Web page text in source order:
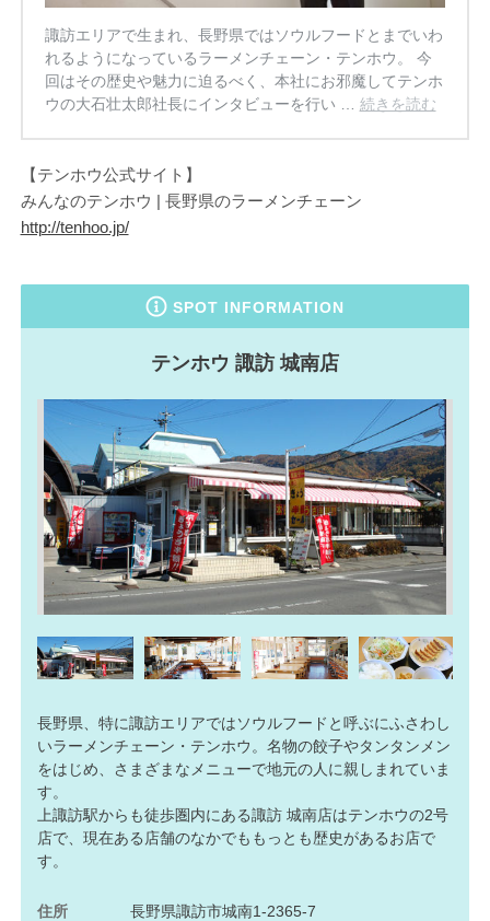
諏訪エリアで生まれ、長野県ではソウルフードとまでいわ
れるようになっているラーメンチェーン・テンホウ。 今
回はその歴史や魅力に迫るべく、本社にお邪魔してテンホ
ウの大石壮太郎社長にインタビューを行い … 続きを読む
【テンホウ公式サイト】
みんなのテンホウ | 長野県のラーメンチェーン
http://tenhoo.jp/
SPOT INFORMATION
テンホウ 諏訪 城南店
長野県、特に諏訪エリアではソウルフードと呼ぶにふさわし
いラーメンチェーン・テンホウ。名物の餃子やタンタンメン
をはじめ、さまざまなメニューで地元の人に親しまれていま
す。
上諏訪駅からも徒歩圏内にある諏訪 城南店はテンホウの2号
店で、現在ある店舗のなかでももっとも歴史があるお店で
す。
住所
長野県諏訪市城南1-2365-7